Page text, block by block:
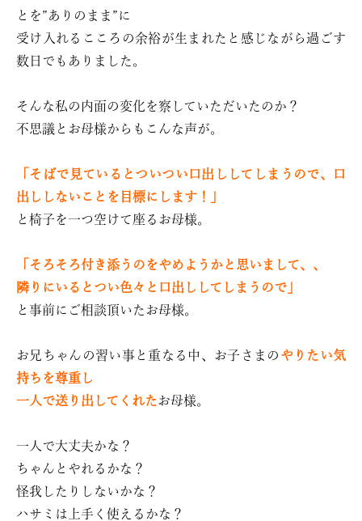
とを”ありのまま”に
受け入れるこころの余裕が生まれたと感じながら過ごす
数日でもありました。
そんな私の内面の変化を察していただいたのか？
不思議とお母様からもこんな声が。
「そばで見ているとついつい口出ししてしまうので、口
出ししないことを目標にします！」
と椅子を一つ空けて座るお母様。
「そろそろ付き添うのをやめようかと思いまして、、
隣りにいるとつい色々と口出ししてしまうので」
と事前にご相談頂いたお母様。
お兄ちゃんの習い事と重なる中、お子さまの やりたい気
持ちを尊重し
一人で送り出してくれたお母様。
一人で大丈夫かな？
ちゃんとやれるかな？
怪我したりしないかな？
ハサミは上手く使えるかな？